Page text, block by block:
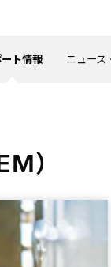
ト情報 ニュース
）